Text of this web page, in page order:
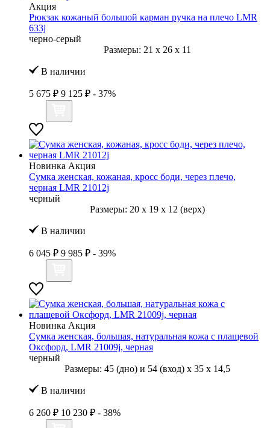
Акция
Рюкзак кожаный большой карман ручка на плечо LMR
633j
черно-серый
Размеры: 21 x 26 x 11
В наличии
5 675 ₽ 9 125 ₽ - 37%
Новинка Акция
Сумка женская, кожаная, кросс боди, через плечо,
черная LMR 21012j
черный
Размеры: 20 x 19 x 12 (верх)
В наличии
6 045 ₽ 9 985 ₽ - 39%
Новинка Акция
Сумка женская, большая, натуральная кожа с плащевой
Оксфорд, LMR 21009j, черная
черный
Размеры: 45 (дно) и 54 (вход)x 35 x 14,5
В наличии
6 260 ₽ 10 230 ₽ - 38%